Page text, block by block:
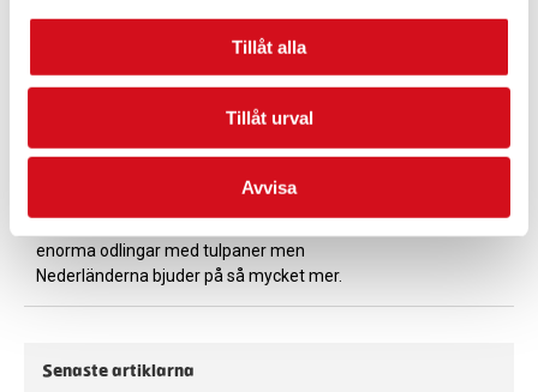
Tillåt alla
Tillåt urval
Avvisa
Senaste artiklarna
Norrbotten varje höst för Costa Càlida, ”den
varma kusten”. Här delar de med sig av sina
bästa råd.
Tulpaner
Vi tillbringar gärna några veckor under våren
enorma odlingar med tulpaner men
Nederländerna bjuder på så mycket mer.